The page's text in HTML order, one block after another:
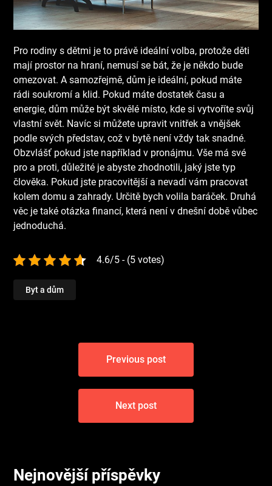
Pro rodiny s dětmi je to právě ideální volba, protože děti
mají prostor na hraní, nemusí se bát, že je někdo bude
omezovat. A samozřejmě, dům je ideální, pokud máte
rádi soukromí a klid. Pokud máte dostatek času a
energie, dům může být skvělé místo, kde si vytvoříte svůj
vlastní svět. Navíc si můžete upravit vnitřek a vnějšek
podle svých představ, což v bytě není vždy tak snadné.
Obzvlášť pokud jste například v pronájmu. Vše má své
pro a proti, důležité je abyste zhodnotili, jaký jste typ
člověka. Pokud jste pracovitější a nevadí vám pracovat
kolem domu a zahrady. Určitě bych volila baráček. Druhá
věc je také otázka financí, která není v dnešní době vůbec
jednoduchá.
4.6/5 - (5 votes)
Byt a dům
Navigace
příspěvek
Previous post
Next post
Nejnovější příspěvky